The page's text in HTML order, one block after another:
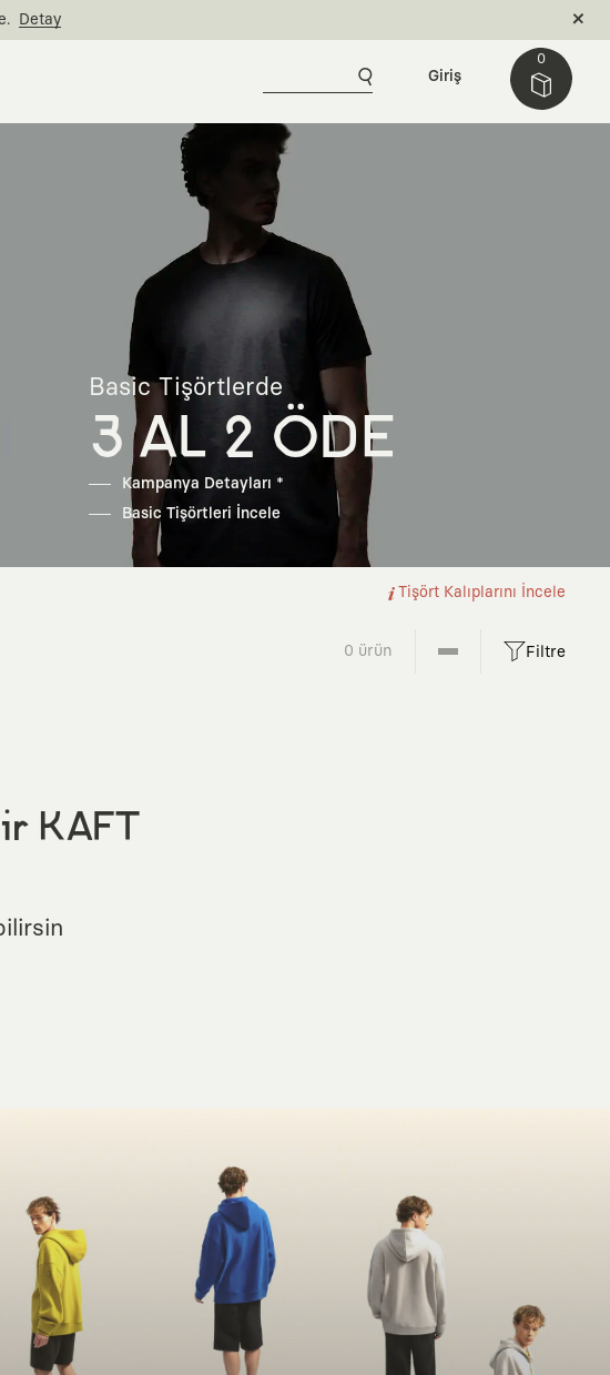
Detay
0
Giriş
Basic Tişörtlerde
3 AL 2 ÖDE
Kampanya Detayları *
Basic Tişörtleri İncele
Tişört Kalıplarını İncele
0 ürün Filtre
KAFT